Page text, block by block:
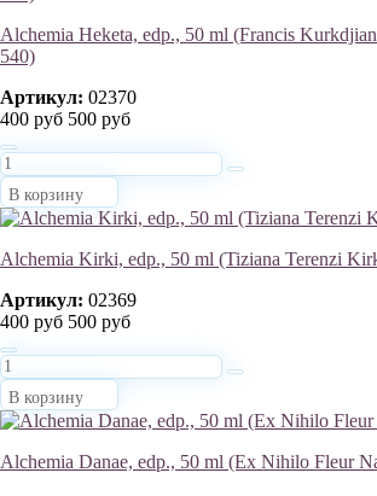
Alchemia Heketa, edp., 50 ml (Francis
540)
Артикул: 02370
400 руб 500 руб
В корзину
Alchemia Kirki, edp., 50 ml (Tiziana Terenzi
Артикул: 02369
400 руб 500 руб
В корзину
Alchemia Danae, edp., 50 ml (Ex Nihilo Fleur